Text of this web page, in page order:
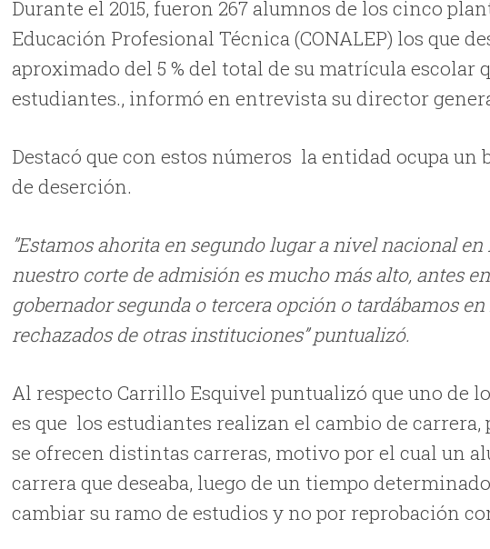
Durante el 2015, fueron 267 alumnos de los cinco
Educación Profesional Técnica (CONALEP) los que
aproximado del 5 % del total de su matrícula escolar
estudiantes., informó en entrevista su director
Destacó que con estos números la entidad ocupa
de deserción.
”Estamos ahorita en segundo lugar a nivel nacional
nuestro corte de admisión es mucho más alto, antes
gobernador segunda o tercera opción o tardábamos
rechazados de otras instituciones” puntualizó.
Al respecto Carrillo Esquivel puntualizó que uno de
es que los estudiantes realizan el cambio de
se ofrecen distintas carreras, motivo por el cual un
carrera que deseaba, luego de un tiempo
cambiar su ramo de estudios y no por reprobación